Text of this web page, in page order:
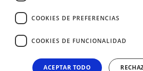
COOKIES DE PREFERENCIAS
COOKIES DE FUNCIONALIDAD
ACEPTAR TODO